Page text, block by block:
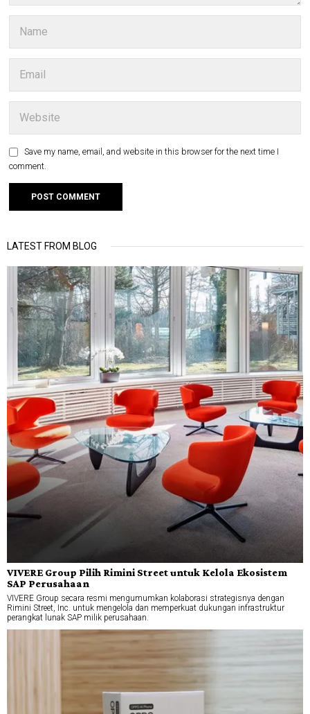
Save my name, email, and website in this browser for the next time I
comment.
LATEST FROM BLOG
VIVERE Group Pilih Rimini Street untuk Kelola Ekosistem
SAP Perusahaan
VIVERE Group secara resmi mengumumkan kolaborasi strategisnya dengan
Rimini Street, Inc. untuk mengelola dan memperkuat dukungan infrastruktur
perangkat lunak SAP milik perusahaan.